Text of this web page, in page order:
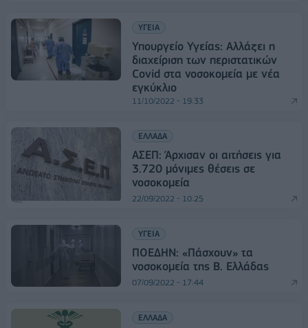
ΥΓΕΙΑ
Υπουργείο Υγείας: Αλλάζει η
διαχείριση των περιστατικών
Covid στα νοσοκομεία με νέα
εγκύκλιο
11/10/2022 - 19:33
ΕΛΛΑΔΑ
ΑΣΕΠ: Άρχισαν οι αιτήσεις για
3.720 μόνιμες θέσεις σε
νοσοκομεία
22/09/2022 - 10:25
ΥΓΕΙΑ
ΠΟΕΔΗΝ: «Πάσχουν» τα
νοσοκομεία της Β. Ελλάδας
07/09/2022 - 17:44
ΕΛΛΑΔΑ